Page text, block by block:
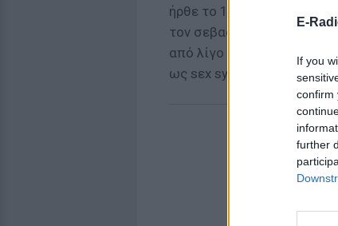
E-
If you
confirm
further
ήρθε το 1972 με την
τον σεβασμού κοινού και
από λίγο ήρθε και το
ως sεx symbol.